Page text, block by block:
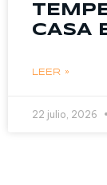
CASA
LEER »
22 julio, 2026